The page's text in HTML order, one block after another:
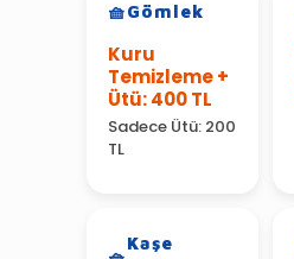
Gömlek
Kuru
Temizleme +
Ütü: 400 TL
Sadece Ütü: 200
TL
Kaşe